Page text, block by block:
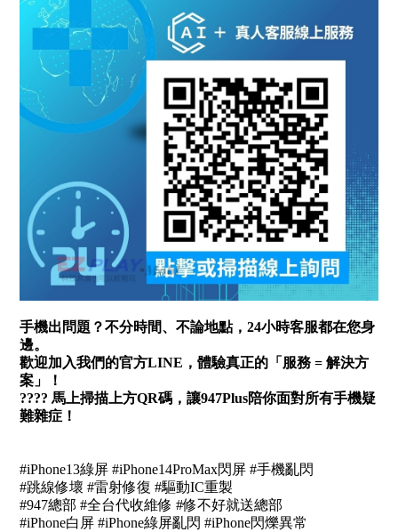
手機出問題？不分時間、不論地點，24小時客服都在您身
邊。
歡迎加入我們的官方LINE，體驗真正的「服務 = 解決方
案」！
???? 馬上掃描上方QR碼，讓947Plus陪你面對所有手機疑
難雜症！
#iPhone13綠屏 #iPhone14ProMax閃屏 #手機亂閃
#跳線修壞 #雷射修復 #驅動IC重製
#947總部 #全台代收維修 #修不好就送總部
#iPhone白屏 #iPhone綠屏亂閃 #iPhone閃爍異常